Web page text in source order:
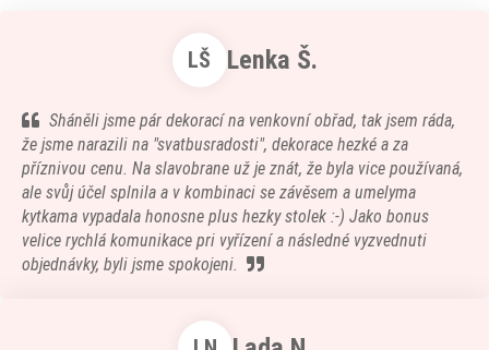
LŠ Lenka Š.
Sháněli jsme pár dekorací na venkovní obřad, tak jsem ráda,
že jsme narazili na "svatbusradosti", dekorace hezké a za
příznivou cenu. Na slavobrane už je znát, že byla vice používaná,
ale svůj účel splnila a v kombinaci se závěsem a umelyma
kytkama vypadala honosne plus hezky stolek :-) Jako bonus
velice rychlá komunikace pri vyřízení a následné vyzvednuti
objednávky, byli jsme spokojeni.